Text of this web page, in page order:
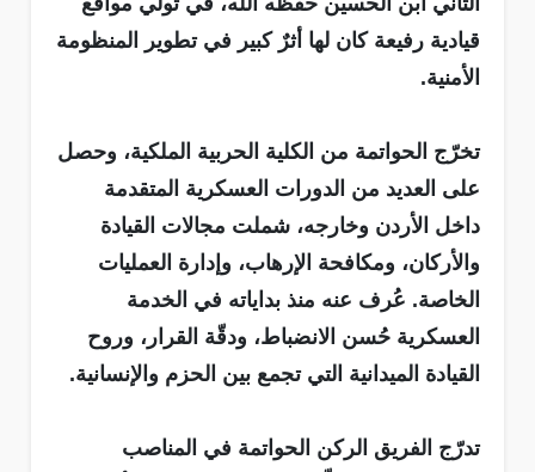
قيادية رفيعة كان لها أثرٌ كبير في تطوير المنظومة
الأمنية.
تخرّج الحواتمة من الكلية الحربية الملكية، وحصل
على العديد من الدورات العسكرية المتقدمة
داخل الأردن وخارجه، شملت مجالات القيادة
والأركان، ومكافحة الإرهاب، وإدارة العمليات
الخاصة. عُرف عنه منذ بداياته في الخدمة
العسكرية حُسن الانضباط، ودقّة القرار، وروح
القيادة الميدانية التي تجمع بين الحزم والإنسانية.
تدرّج الفريق الركن الحواتمة في المناصب